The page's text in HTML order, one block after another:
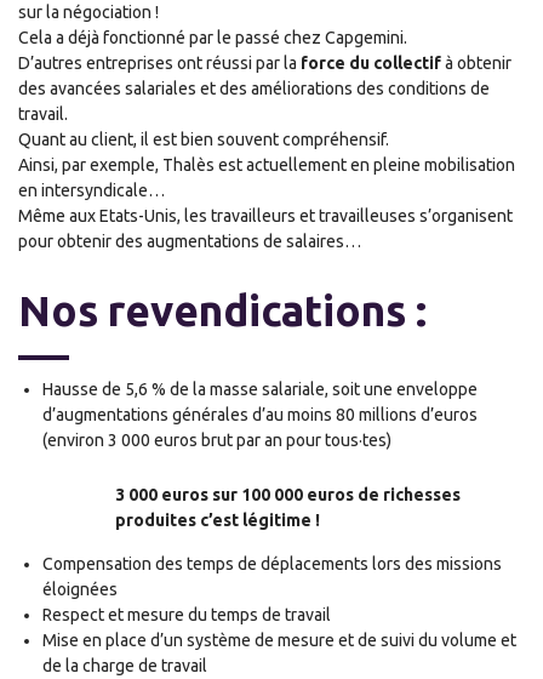
sur la négociation !
Cela a déjà fonctionné par le passé chez Capgemini.
D’autres entreprises ont réussi par la force du collectifà obtenir
des avancées salariales et des améliorations des conditions de
travail.
Quantau client, il est bien souvent compréhensif.
Ainsi, par exemple, Thalès est actuellement en pleine mobilisation
en intersyndicale…
Même aux Etats-Unis, les travailleurs et travailleuses s’organisent
pour obtenir des augmentations de salaires…
Nos revendications :
Hausse de 5,6 % de la masse salariale, soit une enveloppe
d’augmentations générales d’au moins 80 millions d’euros
(environ 3 000 euros brut par an pour tous·tes)
3 000 euros sur 100 000 euros de richesses
produites c’est légitime !
Compensation des temps de déplacements lors des missions
éloignées
Respect et mesure du temps de travail
Mise en place d’un système de mesure et de suivi du volume et
de la charge de travail